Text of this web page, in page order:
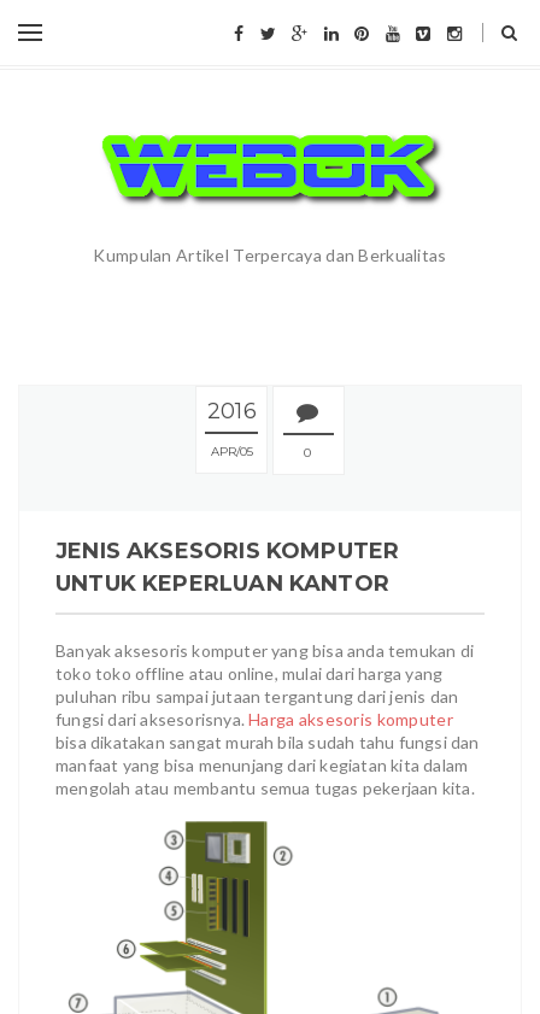
Kumpulan Artikel Terpercaya dan Berkualitas
2016
APR 05 0
JENIS AKSESORIS KOMPUTER
UNTUK KEPERLUAN KANTOR
Banyak aksesoris komputer yang bisa anda temukan di
toko toko offline atau online, mulai dari harga yang
puluhan ribu sampai jutaan tergantung dari jenis dan
fungsi dari aksesorisnya.Harga aksesoris komputer
bisa dikatakan sangat murah bila sudah tahu fungsi dan
manfaat yang bisa menunjang dari kegiatan kita dalam
mengolah atau membantu semua tugas pekerjaan kita.